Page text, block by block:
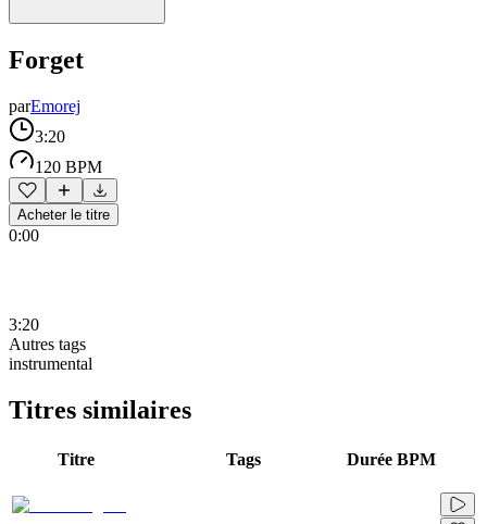
Forget
parEmorej
3:20
120 BPM
Acheter le titre
0:00
3:20
Autres tags
instrumental
Titres similaires
Titre Tags Durée BPM